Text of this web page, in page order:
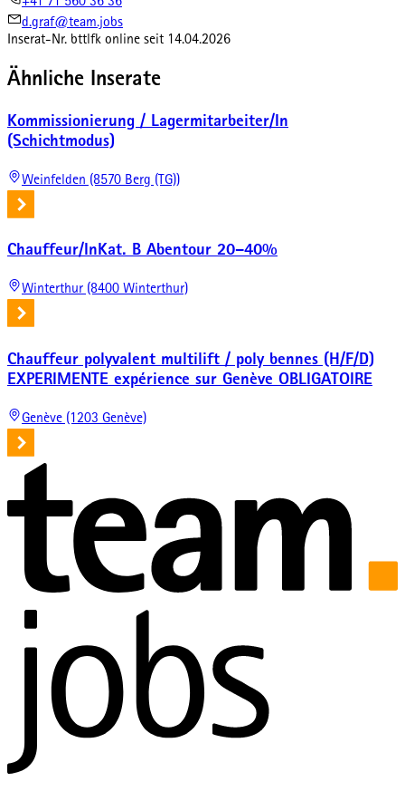
d.graf@team.jobs
Inserat-Nr. bttlfk online seit 14.04.2026
Ähnliche Inserate
Kommissionierung / Lagermitarbeiter/In
(Schichtmodus)
Weinfelden (8570 Berg (TG))
Chauffeur/InKat. B Abentour 20–40%
Winterthur (8400 Winterthur)
Chauffeur polyvalent multilift / poly bennes (H/F/D)
EXPERIMENTE expérience sur Genève OBLIGATOIRE
Genève (1203 Genève)